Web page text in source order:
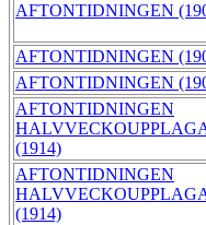
AFTONTIDNINGEN
AFTONTIDNINGEN
AFTONTIDNINGEN
AFTONTIDNINGEN
(1914)
AFTONTIDNINGEN
(1914)